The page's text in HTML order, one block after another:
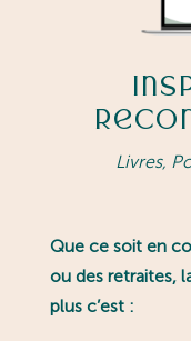
Livres,
Que ce soit en
ou des retraites,
plus c’est :